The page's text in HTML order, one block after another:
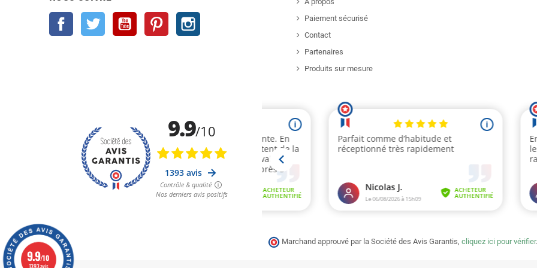
Facebook Twitter YouTube Pinterest
Paiement sécurisé
Contact
Partenaires
Produits sur mesure
Marchand approuvé par la Société des Avis Garantis, cliquez ici pour vérifier.
9.9/10
1393 avis